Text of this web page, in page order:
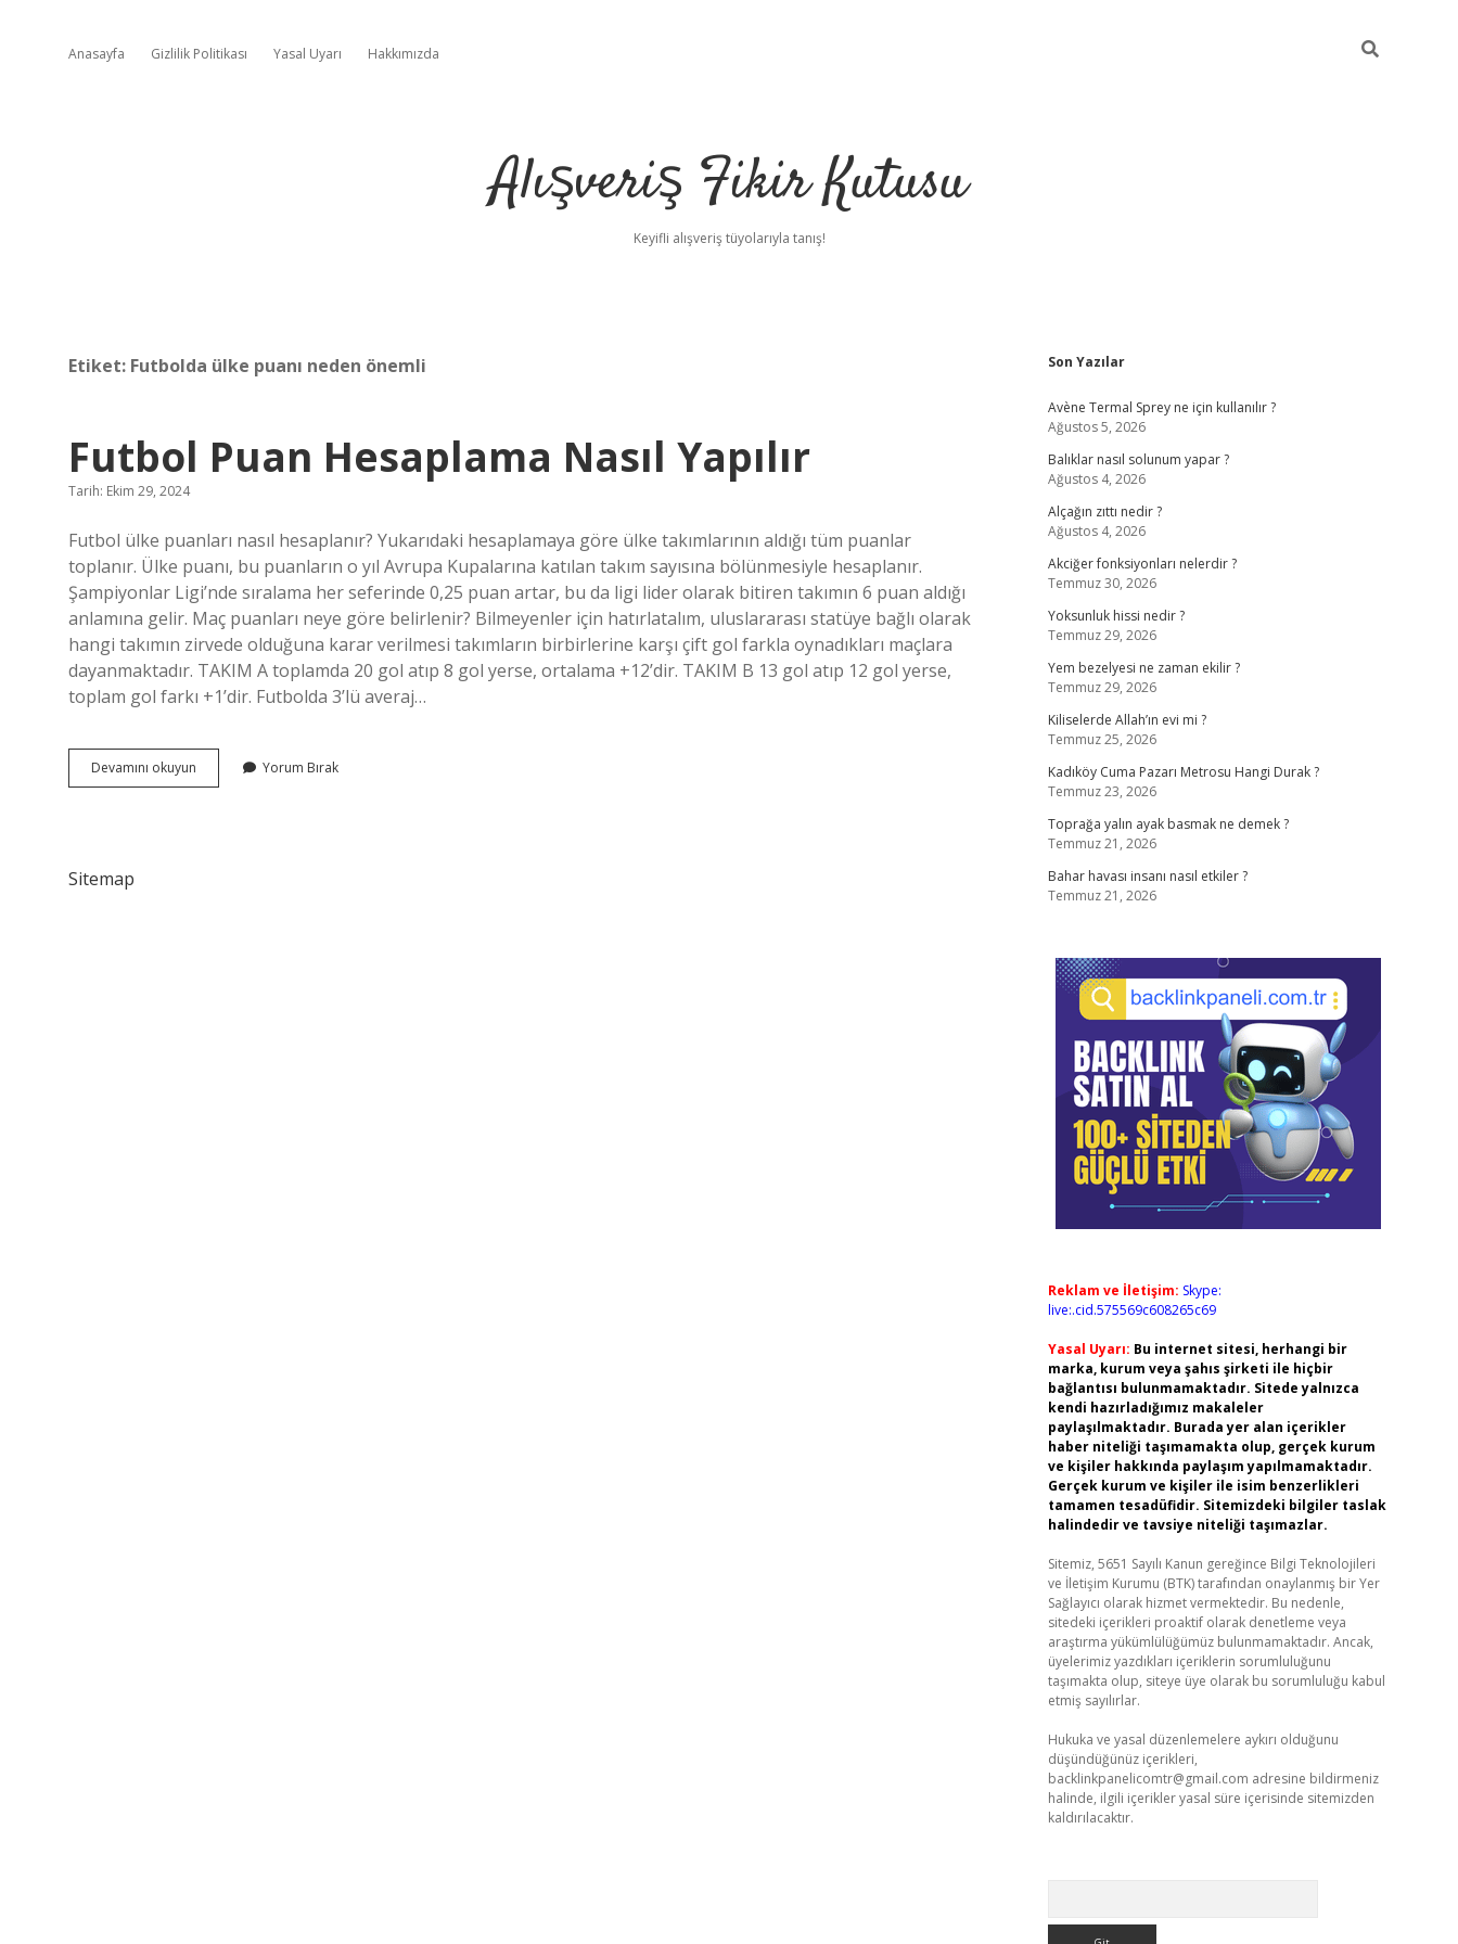
Anasayfa Gizlilik Politikası Yasal Uyarı Hakkımızda
Alışveriş Fikir Kutusu
Keyifli alışveriş tüyolarıyla tanış!
Etiket: Futbolda ülke puanı neden önemli
Futbol Puan Hesaplama Nasıl Yapılır
Tarih: Ekim 29, 2024
Futbol ülke puanları nasıl hesaplanır? Yukarıdaki hesaplamaya göre ülke takımlarının aldığı tüm puanlar
toplanır. Ülke puanı, bu puanların o yıl Avrupa Kupalarına katılan takım sayısına bölünmesiyle hesaplanır.
Şampiyonlar Ligi’nde sıralama her seferinde 0,25 puan artar, bu da ligi lider olarak bitiren takımın 6 puan aldığı
anlamına gelir. Maç puanları neye göre belirlenir? Bilmeyenler için hatırlatalım, uluslararası statüye bağlı olarak
hangi takımın zirvede olduğuna karar verilmesi takımların birbirlerine karşı çift gol farkla oynadıkları maçlara
dayanmaktadır. TAKIM A toplamda 20 gol atıp 8 gol yerse, ortalama +12’dir. TAKIM B 13 gol atıp 12 gol yerse,
toplam gol farkı +1’dir. Futbolda 3’lü averaj…
Devamını okuyun
Puan
Yorum Bırak
Sitemap
Sidebar
Son Yazılar
Avène Termal Sprey ne için kullanılır ?
Ağustos 5, 2026
Balıklar nasıl solunum yapar ?
Ağustos 4, 2026
Alçağın zıttı nedir ?
Ağustos 4, 2026
Akciğer fonksiyonları nelerdir ?
Temmuz 30, 2026
Yoksunluk hissi nedir ?
Temmuz 29, 2026
Yem bezelyesi ne zaman ekilir ?
Temmuz 29, 2026
Kiliselerde Allah’ın evi mi ?
Temmuz 25, 2026
Kadıköy Cuma Pazarı Metrosu Hangi Durak ?
Temmuz 23, 2026
Toprağa yalın ayak basmak ne demek ?
Temmuz 21, 2026
Bahar havası insanı nasıl etkiler ?
Temmuz 21, 2026
Reklam ve İletişim: Skype:
live:.cid.575569c608265c69
Yasal Uyarı: Bu internet sitesi, herhangi bir
marka, kurum veya şahıs şirketi ile hiçbir
bağlantısı bulunmamaktadır. Sitede yalnızca
kendi hazırladığımız makaleler
paylaşılmaktadır. Burada yer alan içerikler
haber niteliği taşımamakta olup, gerçek kurum
ve kişiler hakkında paylaşım yapılmamaktadır.
Gerçek kurum ve kişiler ile isim benzerlikleri
tamamen tesadüfidir. Sitemizdeki bilgiler taslak
halindedir ve tavsiye niteliği taşımazlar.
Sitemiz, 5651 Sayılı Kanun gereğince Bilgi Teknolojileri
ve İletişim Kurumu (BTK) tarafından onaylanmış bir Yer
Sağlayıcı olarak hizmet vermektedir. Bu nedenle,
sitedeki içerikleri proaktif olarak denetleme veya
araştırma yükümlülüğümüz bulunmamaktadır. Ancak,
üyelerimiz yazdıkları içeriklerin sorumluluğunu
taşımakta olup, siteye üye olarak bu sorumluluğu kabul
etmiş sayılırlar.
Hukuka ve yasal düzenlemelere aykırı olduğunu
düşündüğünüz içerikleri,
backlinkpanelicomtr@gmail.com adresine bildirmeniz
halinde, ilgili içerikler yasal süre içerisinde sitemizden
kaldırılacaktır.